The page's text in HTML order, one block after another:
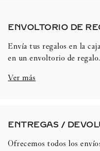
ENVOLTORIO DE
Envía tus regalos en la
en un envoltorio de regalo.
Ver más
ENTREGAS /
Ofrecemos todos los